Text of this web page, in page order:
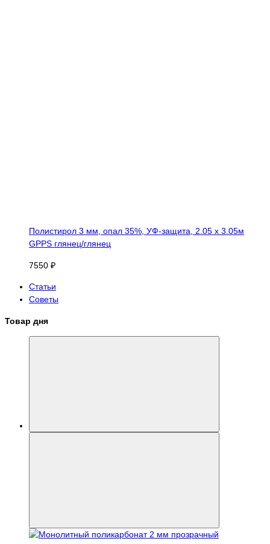
Полистирол 3 мм, опал 35%, УФ-защита, 2.05 х 3.05м
GPPS глянец/глянец
7550 ₽
Статьи
Советы
Товар дня